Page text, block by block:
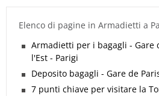
Elenco di pagine in Armadietti a
Armadietti per i bagagli - Gare
l'Est - Parigi
Deposito bagagli - Gare de
7 punti chiave per visitare la